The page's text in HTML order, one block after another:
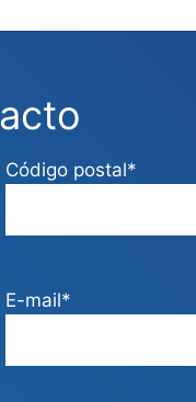
Código postal*
E-mail*